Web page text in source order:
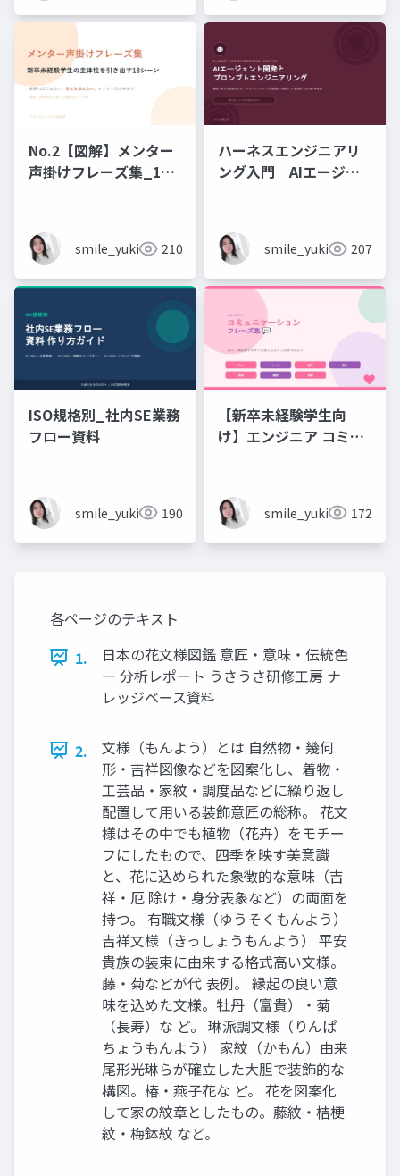
No.2【図解】メンター
声掛けフレーズ集_18
smile_yukiko_it210
ハーネスエンジニアリ
ング入門 AIエージェ
smile_yukiko_it207
ISO規格別_社内SE業務
フロー資料
smile_yukiko_it190
【新卒未経験学生向
け】エンジニア コミュ
のコミュニケーション
フレーズ集smile_yukiko_it172
各ページのテキスト
1.
日本の花文様図鑑 意匠・意味・伝統色
― 分析レポート うさうさ研修工房 ナ
レッジベース資料
2.
文様（もんよう）とは 自然物・幾何
形・吉祥図像などを図案化し、着物・
工芸品・家紋・調度品などに繰り返し
配置して用いる装飾意匠の総称。 花文
様はその中でも植物（花卉）をモチー
フにしたもので、四季を映す美意識
と、花に込められた象徴的な意味（吉
祥・厄 除け・身分表象など）の両面を
持つ。 有職文様（ゆうそくもんよう）
吉祥文様（きっしょうもんよう） 平安
貴族の装束に由来する格式高い文様。
藤・菊などが代 表例。 縁起の良い意
味を込めた文様。牡丹（富貴）・菊
（長寿）な ど。 琳派調文様（りんぱ
ちょうもんよう） 家紋（かもん）由来
尾形光琳らが確立した大胆で装飾的な
構図。椿・燕子花な ど。 花を図案化
して家の紋章としたもの。藤紋・桔梗
紋・梅鉢紋 など。